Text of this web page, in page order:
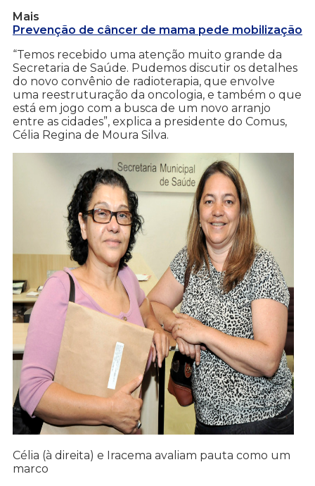
Mais
Prevenção de câncer de mama pede mobilização
“Temos recebido uma atenção muito grande da
Secretaria de Saúde. Pudemos discutir os detalhes
do novo convênio de radioterapia, que envolve
uma reestruturação da oncologia, e também o que
está em jogo com a busca de um novo arranjo
entre as cidades”, explica a presidente do Comus,
Célia Regina de Moura Silva.
Célia (à direita) e Iracema avaliam pauta como um
marco